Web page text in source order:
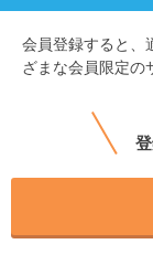
会員登録すると、
ざまな会員限定の